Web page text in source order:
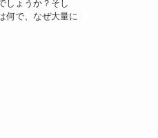
しょうか？そし
何で、なぜ大量に